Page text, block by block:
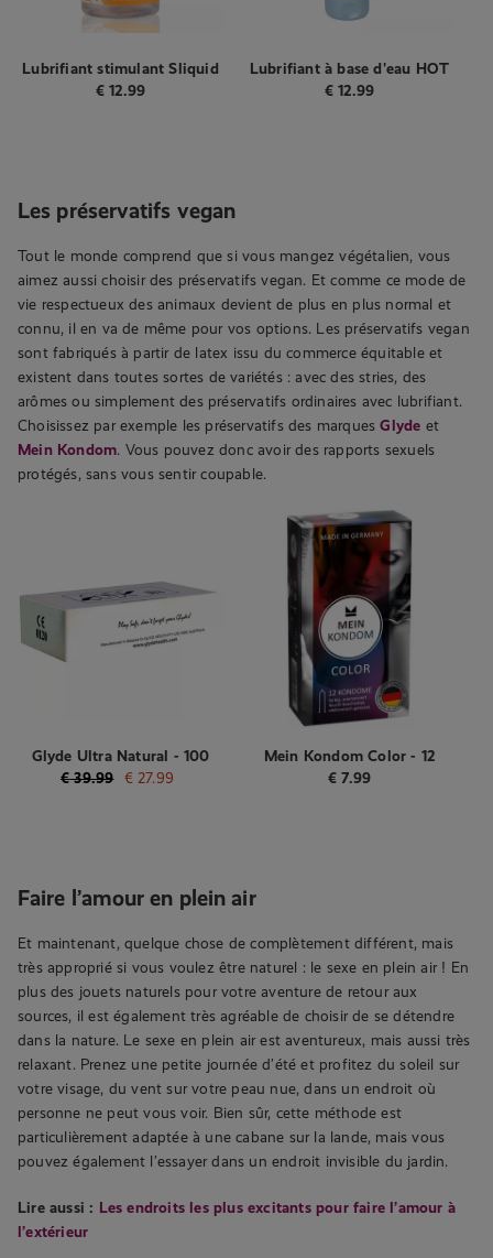
Lubrifiant stimulant Sliquid
Vegan - 125 ml
€ 12.99
Lubrifiant à base d'eau HOT
BIO Sensitive - 100 ml
€ 12.99
Les préservatifs vegan
Tout le monde comprend que si vous mangez végétalien, vous
aimez aussi choisir des préservatifs vegan. Et comme ce mode de
vie respectueux des animaux devient de plus en plus normal et
connu, il en va de même pour vos options. Les préservatifs vegan
sont fabriqués à partir de latex issu du commerce équitable et
existent dans toutes sortes de variétés : avec des stries, des
arômes ou simplement des préservatifs ordinaires avec lubrifiant.
Choisissez par exemple les préservatifs des marquesGlyde et
Mein Kondom. Vous pouvez donc avoir des rapports sexuels
protégés, sans vous sentir coupable.
Glyde Ultra Natural - 100
Préservatifs
€39.99 € 27.99
Mein Kondom Color - 12
préservatifs
€ 7.99
Faire l’amour en plein air
Et maintenant, quelque chose de complètement différent, mais
très approprié si vous voulez être naturel : le sexe en plein air ! En
plus des jouets naturels pour votre aventure de retour aux
sources, il est également très agréable de choisir de se détendre
dans la nature. Le sexe en plein air est aventureux, mais aussi très
relaxant. Prenez une petite journée d’été et profitez du soleil sur
votre visage, du vent sur votre peau nue, dans un endroit où
personne ne peut vous voir. Bien sûr, cette méthode est
particulièrement adaptée à une cabane sur la lande, mais vous
pouvez également l’essayer dans un endroit invisible du jardin.
Lire aussi : Les endroits les plus excitants pour faire l’amour à
l’extérieur